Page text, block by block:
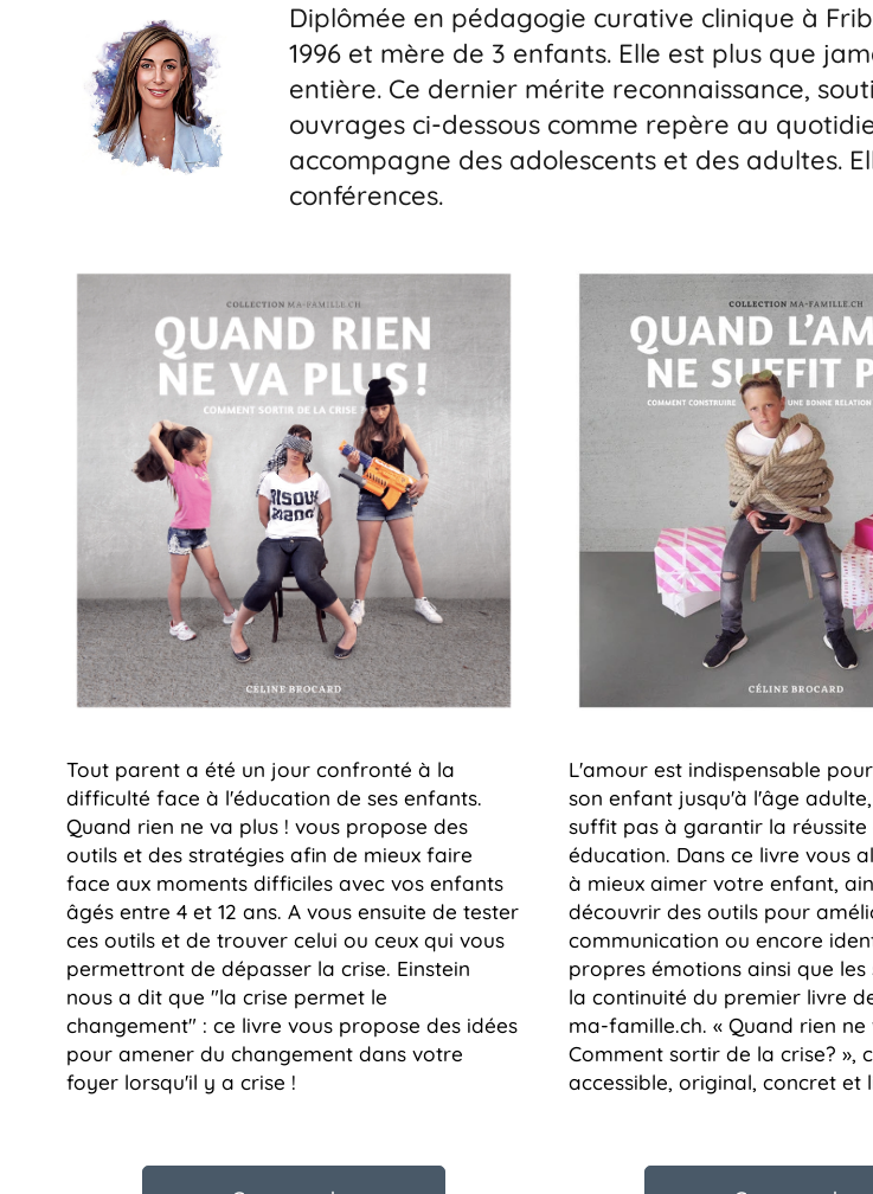
Diplômée en pédagogie curative clinique à
1996 et mère de 3 enfants. Elle est plus que
entière. Ce dernier mérite reconnaissance,
ouvrages ci-dessous comme repère au
accompagne des adolescents et des adultes.
conférences.
Tout parent a été un jour confronté à la
difficulté face à l'éducation de ses enfants.
Quand rien ne va plus ! vous propose des
outils et des stratégies afin de mieux faire
face aux moments difficiles avec vos enfants
âgés entre 4 et 12 ans. A vous ensuite de tester
ces outils et de trouver celui ou ceux qui vous
permettront de dépasser la crise. Einstein
nous a dit que "la crise permet le
changement" : ce livre vous propose des idées
pour amener du changement dans votre
foyer lorsqu'il y a crise !
L'amour est indispensable
son enfant jusqu'à l'âge
suffit pas à garantir la réussite
éducation. Dans ce livre vous
à mieux aimer votre enfant,
découvrir des outils pour
communication ou encore
propres émotions ainsi que les
la continuité du premier livre
ma-famille.ch. « Quand rien ne
Comment sortir de la crise? »,
accessible, original, concret et